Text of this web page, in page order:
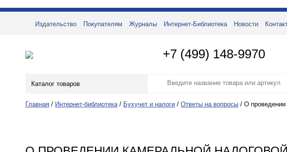
Издательство Покупателям Журналы Интернет-Библиотека Новости
+7 (499) 148-9970
Каталог товаров
Главная / Интернет-библиотека / Бухучет и налоги / Ответы на вопросы / О проведении